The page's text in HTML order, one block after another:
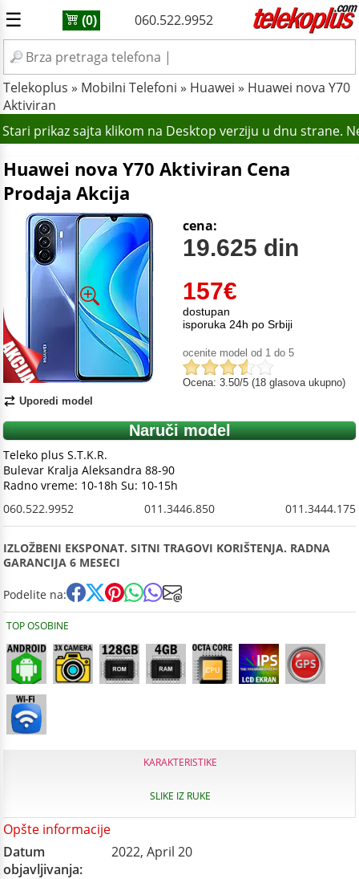
☰ (0) 060.522.9952
Telekoplus » Mobilni Telefoni » Huawei » Huawei nova Y70
Aktiviran
prikaz sajta klikom na Desktop verziju u dnu strane.
Huawei nova Y70 Aktiviran Cena
Prodaja Akcija
Uporedi model
157€
cena:
19.625 din
dostupan
isporuka 24h po Srbiji
ocenite model od 1 do 5
Ocena: 3.50/5 (18 glasova ukupno)
Naruči model
Teleko plus S.T.K.R.
Bulevar Kralja Aleksandra 88-90
Radno vreme: 10-18h Su: 10-15h
060.522.9952
011.3446.850 011.3444.175
IZLOŽBENI EKSPONAT. SITNI TRAGOVI KORIŠTENJA. RADNA
GARANCIJA 6 MESECI
Podelite na:
TOP OSOBINE
KARAKTERISTIKE
SLIKE IZ RUKE
Opšte informacije
Datum
objavljivanja:
2022, April 20